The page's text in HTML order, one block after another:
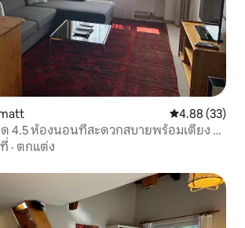
คะแนนเฉลี่ย
4.88 (33)
4.5 ห้องนอนที่สะดวกสบายพร้อมเตียง 6
· ตกแต่ง